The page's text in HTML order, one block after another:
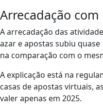
Arrecadação
A arrecadação das
azar e apostas subiu
na comparação com o
A explicação está na
casas de apostas virtuais,
valer apenas em 2025.